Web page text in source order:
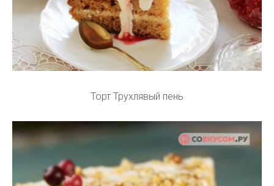
Торт Трухлявый пень